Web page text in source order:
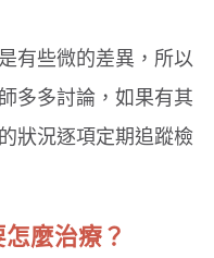
有些微的差異，所以
多多討論，如果有其
狀況逐項定期追蹤檢
麼治療？